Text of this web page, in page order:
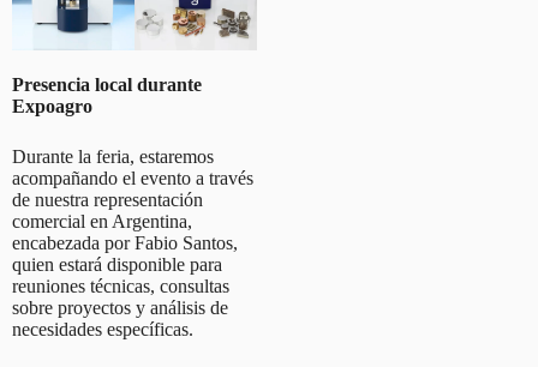
Presencia local durante
Expoagro
Durante la feria, estaremos
acompañando el evento a través
de nuestra representación
comercial en Argentina,
encabezada por Fabio Santos,
quien estará disponible para
reuniones técnicas, consultas
sobre proyectos y análisis de
necesidades específicas.